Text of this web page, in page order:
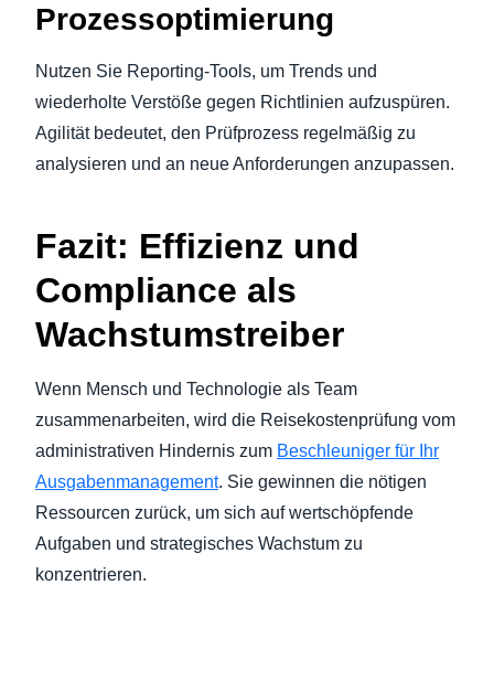
Prozessoptimierung
Nutzen Sie Reporting-Tools, um Trends und
wiederholte Verstöße gegen Richtlinien aufzuspüren.
Agilität bedeutet, den Prüfprozess regelmäßig zu
analysieren und an neue Anforderungen anzupassen.
Fazit: Effizienz und
Compliance als
Wachstumstreiber
Wenn Mensch und Technologie als Team
zusammenarbeiten, wird die Reisekostenprüfung vom
administrativen Hindernis zum Beschleuniger für Ihr
Ausgabenmanagement. Sie gewinnen die nötigen
Ressourcen zurück, um sich auf wertschöpfende
Aufgaben und strategisches Wachstum zu
konzentrieren.